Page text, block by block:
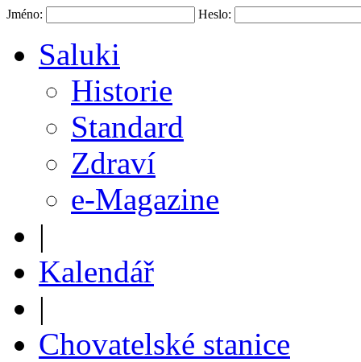
Jméno: Heslo:
Saluki
Historie
Standard
Zdraví
e-Magazine
|
Kalendář
|
Chovatelské stanice